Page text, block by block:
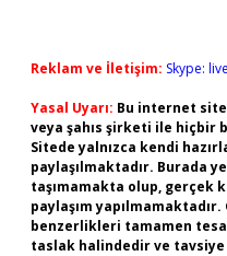
Reklam ve İletişim: Skype:
Yasal Uyarı: Bu internet
veya şahıs şirketi ile hiçbir
Sitede yalnızca kendi
paylaşılmaktadır. Burada
taşımamakta olup, gerçek
paylaşım
benzerlikleri tamamen
taslak halindedir ve